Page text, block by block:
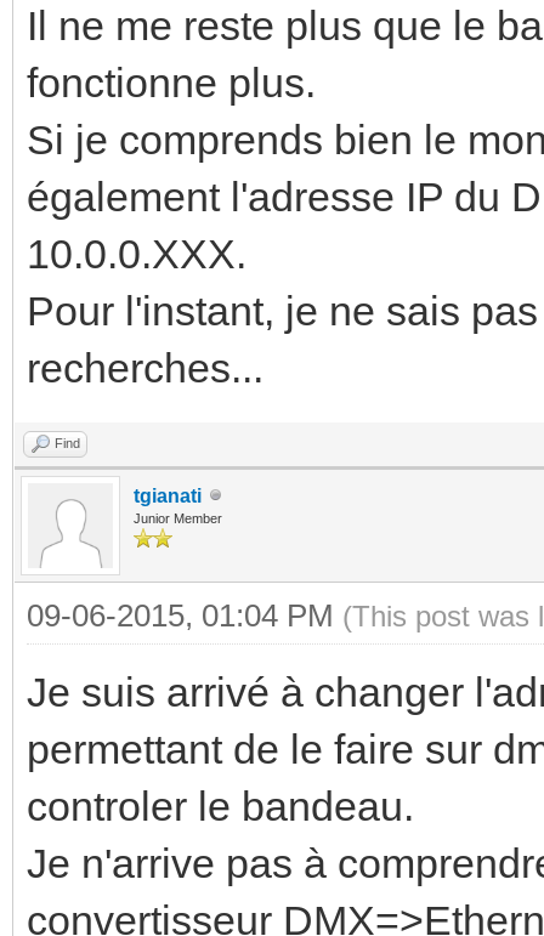
Il ne me reste plus que le
fonctionne plus.
Si je comprends bien le
également l'adresse IP du
10.0.0.XXX.
Pour l'instant, je ne sais
recherches...
Find
tgianati
Junior Member
09-06-2015, 01:04 PM (This post was
Je suis arrivé à changer
permettant de le faire sur
controler le bandeau.
Je n'arrive pas à
convertisseur